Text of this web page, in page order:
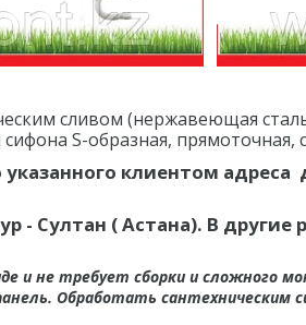
сливом (нержавеющая
S-образная,
клиентом
- Султан ( Астана). В
и не требует сборки и сложного
Обработать сантехническим